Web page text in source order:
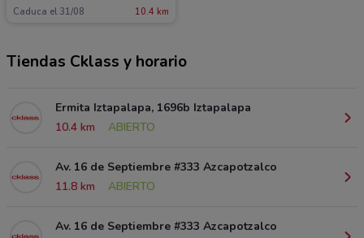
Caduca el 31/08 10.4 km
Tiendas Cklass y horario
Ermita Iztapalapa, 1696b Iztapalapa
10.4 km
ABIERTO
Av. 16 de Septiembre #333 Azcapotzalco
11.8 km
ABIERTO
Av. 16 de Septiembre #333 Azcapotzalco